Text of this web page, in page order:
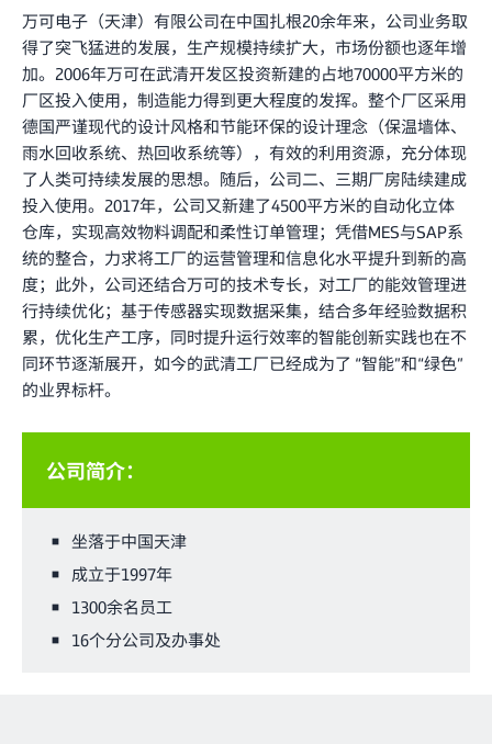
万可电子（天津）有限公司在中国扎根20余年来，公司业务取
得了突飞猛进的发展，生产规模持续扩大，市场份额也逐年增
加。2006年万可在武清开发区投资新建的占地70000平方米的
厂区投入使用，制造能力得到更大程度的发挥。整个厂区采用
德国严谨现代的设计风格和节能环保的设计理念（保温墙体、
雨水回收系统、热回收系统等），有效的利用资源，充分体现
了人类可持续发展的思想。随后，公司二、三期厂房陆续建成
投入使用。2017年，公司又新建了4500平方米的自动化立体
仓库，实现高效物料调配和柔性订单管理；凭借MES与SAP系
统的整合，力求将工厂的运营管理和信息化水平提升到新的高
度；此外，公司还结合万可的技术专长，对工厂的能效管理进
行持续优化；基于传感器实现数据采集，结合多年经验数据积
累，优化生产工序，同时提升运行效率的智能创新实践也在不
同环节逐渐展开，如今的武清工厂已经成为了 “智能”和“绿色”
的业界标杆。
公司简介：
坐落于中国天津
成立于1997年
1300余名员工
16个分公司及办事处